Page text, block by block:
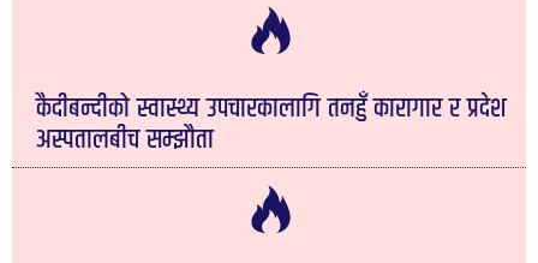
कैदीबन्दीको स्वास्थ्य उपचारकालागि तनहुँ कारागार र प्रदेश
अस्पतालबीच सम्झौता